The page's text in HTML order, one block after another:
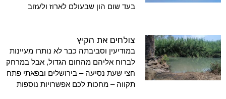
בעד שום הון שבעולם לארוז ולעזוב
צולחים את הקיץ
במודיעין וסביבתה כבר לא נותרו מעיינות
לברוח אליהם מהחום הגדול, אבל במרחק
חצי שעת נסיעה – בירושלים ובפאתי פתח
תקווה – מחכות לכם אפשרויות נוספות